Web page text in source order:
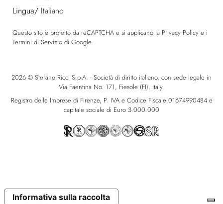
Lingua/ Italiano
Questo sito è protetto da reCAPTCHA e si applicano la Privacy Policy e i
Termini di Servizio di Google.
2026 © Stefano Ricci S.p.A. - Società di diritto italiano, con sede legale in
Via Faentina No. 171, Fiesole (FI), Italy.
Registro delle Imprese di Firenze, P. IVA e Codice Fiscale 01674990484 e
capitale sociale di Euro 3.000.000
Informativa sulla raccolta